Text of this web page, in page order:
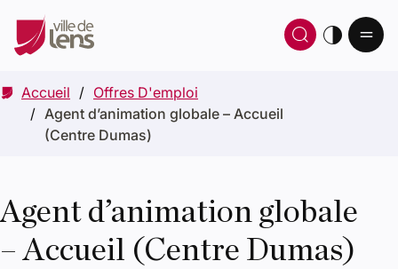
Ouvrir
Accueil
Offres D'emploi
Agent d’animation globale – Accueil
(Centre Dumas)
Agent d’animation globale
– Accueil (Centre Dumas)